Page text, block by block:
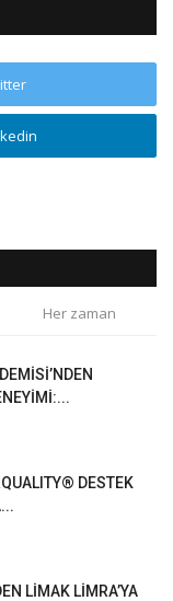
Her zaman
DESTEK
LİMAK LİMRA’YA